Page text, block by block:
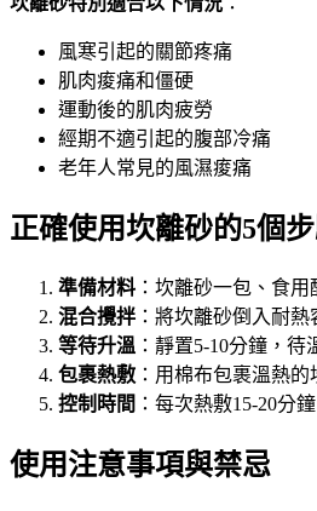
風寒引起的關節疼痛
肌肉痠痛和僵硬
運動後的肌肉疲勞
經期不適引起的腹部冷痛
老年人常見的風濕痠痛
正確使用坎離砂的5個
準備材料 ：坎離砂一包、食
混合攪拌 ：將坎離砂倒入耐
等待升溫 ：靜置5-10分鐘，待
包裹熱敷 ：用棉布包裹溫熱
控制時間 ：每次熱敷15-20分
使用注意事項與禁忌